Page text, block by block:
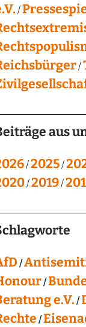
aus
2025
2019
e.V.